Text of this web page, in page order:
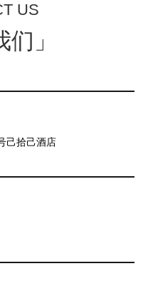
US
们」
己拾己酒店